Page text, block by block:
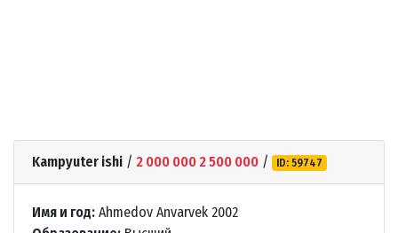
Kampyuter ishi / 2 000 000 2 500 000 / ID: 59747
Имя и год: Ahmedov Anvarvek 2002